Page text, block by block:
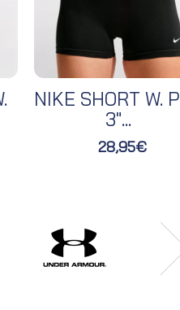
NIKE SHORT W.
3"...
28,95€